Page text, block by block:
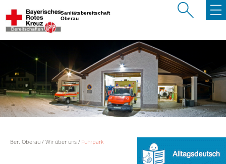
Sanitätsbereitschaft
Oberau
Ber. Oberau Wir über uns Fuhrpark